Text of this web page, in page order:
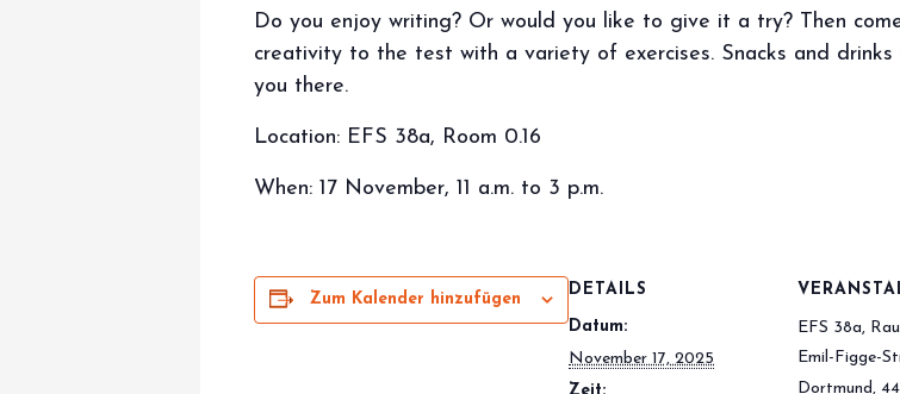
Do you enjoy writing? Or would you like to give it a try? Then
creativity to the test with a variety of exercises. Snacks and
you there.
Location: EFS 38a, Room 0.16
When: 17 November, 11 a.m. to 3 p.m.
Zum Kalender hinzufügen
DETAILS
Datum:
November 17, 2025
EFS 38a,
Emil-Figge-
Dortmund,